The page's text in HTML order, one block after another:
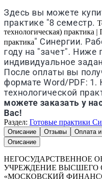
Здесь вы можете
практике "8 семестр.
технологическая) практика
практика" Синергии.
году на "зачет". Ниже
индивидуальное
После оплаты вы
формате Word/PDF: 1.
технологической
можете заказать у
Вас!
Раздел: Готовые практики
Описание Отзывы
Оплата
Описание
НЕГОСУДАРСТВЕННОЕ
УЧРЕЖДЕНИЕ ВЫСШЕГО
«МОСКОВСКИЙ